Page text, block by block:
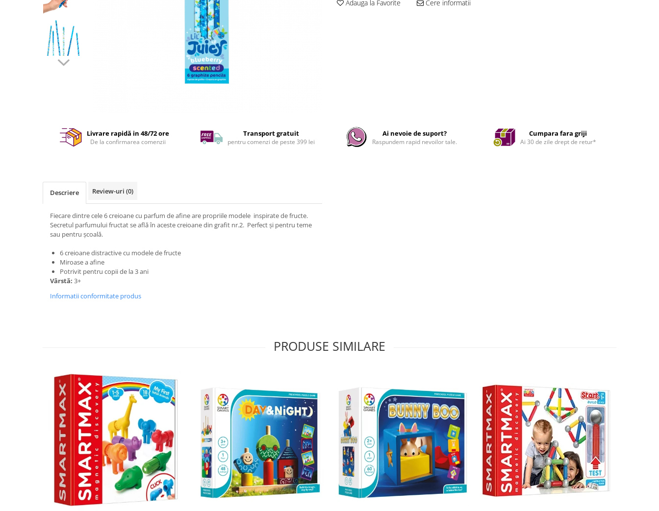
Adauga la Favorite Cere informatii
Livrare rapidă in 48/72 ore
De la confirmarea comenzii
Transport gratuit
pentru comenzi de peste 399 lei
Ai nevoie de suport?
Raspundem rapid nevoilor tale.
Cumpara fara griji
Ai 30 de zile drept de retur*
Descriere Review-uri (0)
Fiecare dintre cele 6 creioane cu parfum de afine are propriile modele inspirate de fructe.
Secretul parfumului fructat se află în aceste creioane din grafit nr.2. Perfect și pentru teme
sau pentru școală.
6 creioane distractive cu modele de fructe
Miroase a afine
Potrivit pentru copii de la 3 ani
Vârstă: 3+
Informatii conformitate produs
PRODUSE SIMILARE